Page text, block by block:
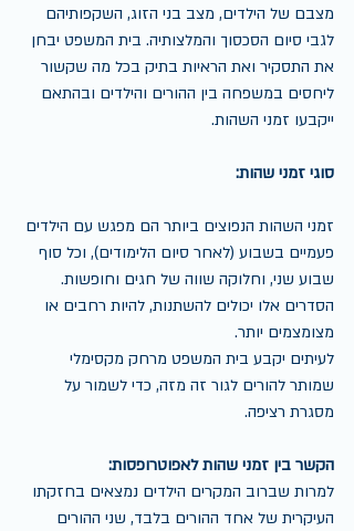
מצבם של הילדים, מצב בני הזוג, השקפותיהם
לגבי סיום הסכסוך והמלצותיה. בית המשפט יבחן
את התסקיר ואת הראיות בתיק בכל מה שקשור
ליחסים במשפחה בין ההורים והילדים ובהתאם
ייקבעו זמני השהות.
סוגי זמני שהות:
זמני השהות הנפוצים ביותר הם מפגש עם הילדים
פעמיים בשבוע (לאחר סיום הלימודים), וכל סוף
שבוע שני, וחלוקה שווה של חגים וחופשות.
הסדרים אלו יכולים להשתנות, להיות רחבים או
מצומצמים יותר.
לעיתים יקבע בית המשפט מרחק מקסימלי
שמותר להורים לגור זה מזה, כדי לשמור על
מסגרת רציפה.
הקשר בין זמני שהות לאפוטרופסות:
למרות שברוב המקרים הילדים נמצאים בחזקתו
העיקרית של אחד ההורים בלבד, שני ההורים